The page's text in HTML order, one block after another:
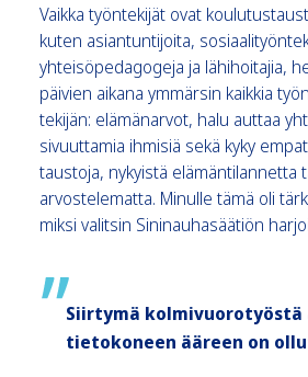
Vaikka työntekijät ovat
kuten asiantuntijoita,
yhteisöpedagogeja ja lähihoitajia,
päivien aikana ymmärsin kaikkia
tekijän: elämänarvot, halu auttaa
sivuuttamia ihmisiä sekä kyky
taustoja, nykyistä elämäntilannetta
arvostelematta. Minulle tämä oli
miksi valitsin Sininauhasäätiön
Siirtymä
tietokoneen ääreen on